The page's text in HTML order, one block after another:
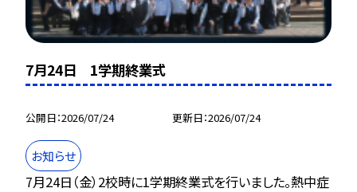
7月24日 1学期終業式
公開日 2026/07/24 更新日 2026/07/24
お知らせ
7月24日（金）2校時に1学期終業式を行いました。熱中症